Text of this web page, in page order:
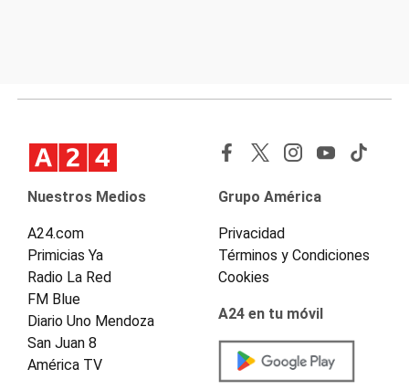
Nuestros Medios
A24.com
Primicias Ya
Radio La Red
FM Blue
Diario Uno Mendoza
San Juan 8
América TV
Grupo América
Privacidad
Términos y Condiciones
Cookies
A24 en tu móvil